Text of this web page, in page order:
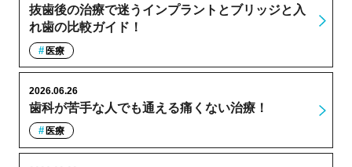
抜歯後の治療で迷うインプラントとブリッジと入
れ歯の比較ガイド！
医療
歯科が苦手な人でも通える痛くない治療！
2026.06.26
医療